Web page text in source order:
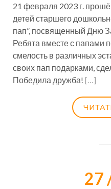
21 февраля 2023 г.
детей старшего
пап”, посвященный Дню
Ребята вместе с папами
смелость в различных
своих пап подарками,
Победила дружба! […]
27